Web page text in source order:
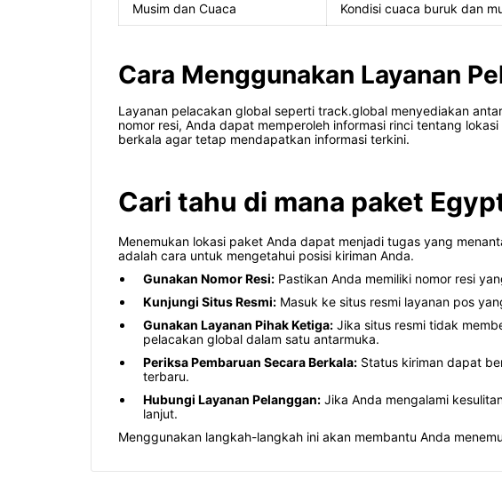
Musim dan Cuaca Kondisi cuaca buruk dan
Cara Menggunakan Layanan
Layanan pelacakan global seperti track.global menyediakan
nomor resi, Anda dapat memperoleh informasi rinci tentang
berkala agar tetap mendapatkan informasi terkini.
Cari tahu di mana paket
Menemukan lokasi paket Anda dapat menjadi tugas yang
adalah cara untuk mengetahui posisi kiriman Anda.
Gunakan Nomor Resi: Pastikan Anda memiliki nomor resi
Kunjungi Situs Resmi: Masuk ke situs resmi layanan pos
Gunakan Layanan Pihak Ketiga: Jika situs resmi tidak
pelacakan global dalam satu antarmuka.
Periksa Pembaruan Secara Berkala: Status kiriman dapat
terbaru.
Hubungi Layanan Pelanggan: Jika Anda mengalami
lanjut.
Menggunakan langkah-langkah ini akan membantu Anda